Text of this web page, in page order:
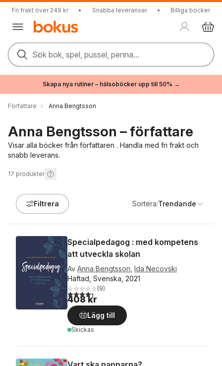
Fri frakt över 249 kr • Snabba leveranser • Billiga böcker
Sök bok, spel, pussel, penna...
Skapa nya rutiner – hälsoböcker upp till 50% →
Författare Anna Bengtsson
Anna Bengtsson – författare
Visar alla böcker från författaren . Handla med fri frakt och
snabb leverans.
17 produkter
Filtrera Sortera:Trendande
Specialpedagog : med kompetens
att utveckla skolan
Av Anna Bengtsson Ida Necovski
Häftad, Svenska, 2021
4,3utav 5 stjärnor. Totalt antal röster:
(9)
408 kr
Lägg till
Skickas